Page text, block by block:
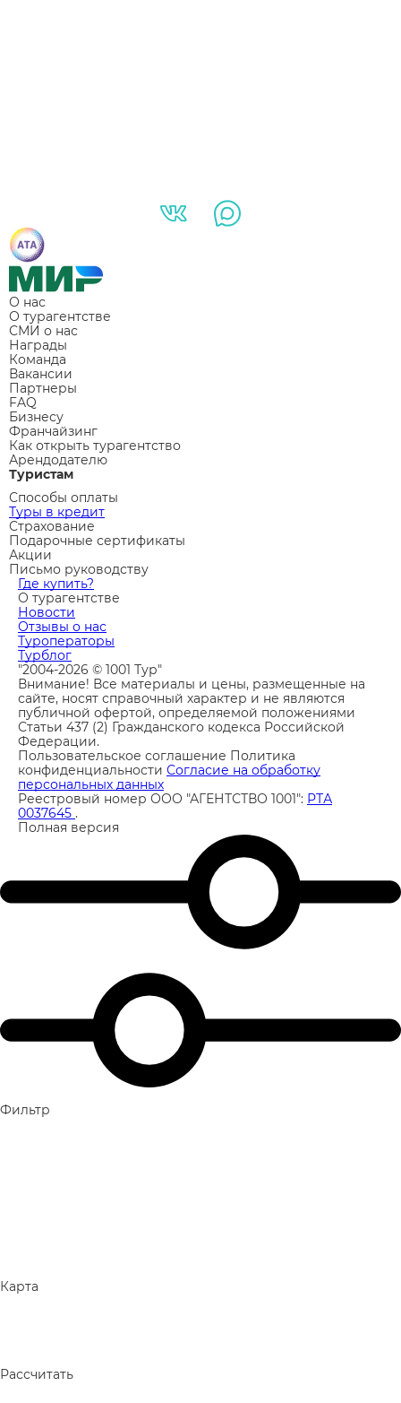
О нас
О турагентстве
СМИ о нас
Награды
Команда
Вакансии
Партнеры
FAQ
Бизнесу
Франчайзинг
Как открыть турагентство
Арендодателю
Туристам
Способы оплаты
Туры в кредит
Страхование
Подарочные сертификаты
Акции
Письмо руководству
Где купить?
О турагентстве
Новости
Отзывы о нас
Туроператоры
Турблог
"2004-2026 © 1001 Тур"
Внимание! Все материалы и цены, размещенные на
сайте, носят справочный характер и не являются
публичной офертой, определяемой положениями
Статьи 437 (2) Гражданского кодекса Российской
Федерации.
Пользовательское соглашение Политика
конфиденциальности Согласие на обработку
персональных данных
Реестровый номер ООО "АГЕНТСТВО 1001": РТА
0037645 .
Полная версия
Фильтр
Карта
Рассчитать